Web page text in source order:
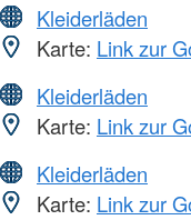
Kleiderläden
Karte: Link zur
Kleiderläden
Karte: Link zur
Kleiderläden
Karte: Link zur